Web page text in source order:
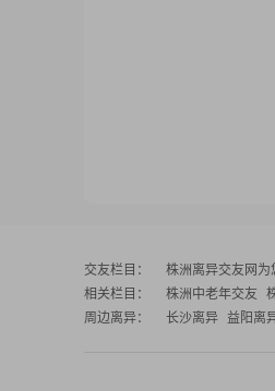
神
交友栏目： 株洲离异交友网 为
相关栏目：
株洲中老年交友
周边离异：
长沙离异 益阳离